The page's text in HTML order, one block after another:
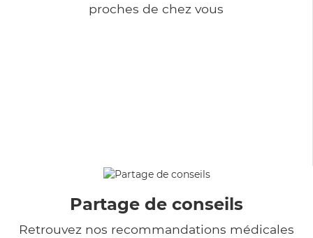
proches de chez vous
Partage de conseils
Retrouvez nos recommandations médicales